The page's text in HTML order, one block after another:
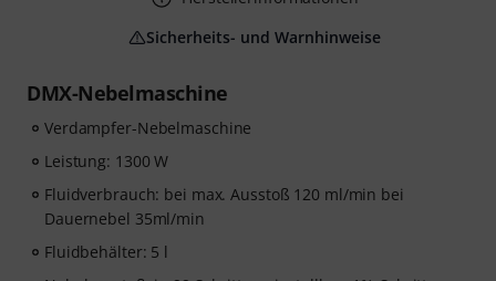
DMX-Nebelmaschine
Verdampfer-Nebelmaschine
Leistung: 1300 W
Fluidverbrauch: bei max. Ausstoß 120 ml/min bei
Dauernebel 35ml/min
Fluidbehälter: 5 l
Sicherheits- und Warnhinweise